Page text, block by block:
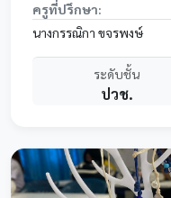
ครูที่ปรึกษา:
นางกรรณิกา ขจรพงษ์
ระดับชั้น
ปวช.